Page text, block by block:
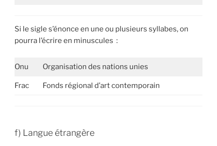
Si le sigle s’énonce en une ou plusieurs syllabes, on
pourra l’écrire en minuscules :
Onu Organisation des nations unies
Frac Fonds régional d’art contemporain
f) Langue étrangère